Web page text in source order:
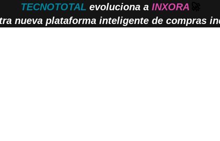
TECNOTOTAL evoluciona a INXORA
nueva plataforma inteligente de compras